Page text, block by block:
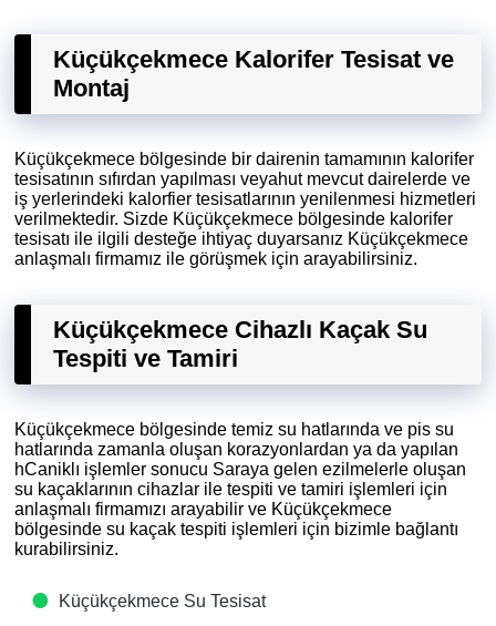
Küçükçekmece Kalorifer Tesisat ve
Montaj
Küçükçekmece bölgesinde bir dairenin tamamının kalorifer
tesisatının sıfırdan yapılması veyahut mevcut dairelerde ve
iş yerlerindeki kalorfier tesisatlarının yenilenmesi hizmetleri
verilmektedir. Sizde Küçükçekmece bölgesinde kalorifer
tesisatı ile ilgili desteğe ihtiyaç duyarsanız Küçükçekmece
anlaşmalı firmamız ile görüşmek için arayabilirsiniz.
Küçükçekmece Cihazlı Kaçak Su
Tespiti ve Tamiri
Küçükçekmece bölgesinde temiz su hatlarında ve pis su
hatlarında zamanla oluşan korazyonlardan ya da yapılan
hCaniklı işlemler sonucu Saraya gelen ezilmelerle oluşan
su kaçaklarının cihazlar ile tespiti ve tamiri işlemleri için
anlaşmalı firmamızı arayabilir ve Küçükçekmece
bölgesinde su kaçak tespiti işlemleri için bizimle bağlantı
kurabilirsiniz.
Küçükçekmece Su Tesisat